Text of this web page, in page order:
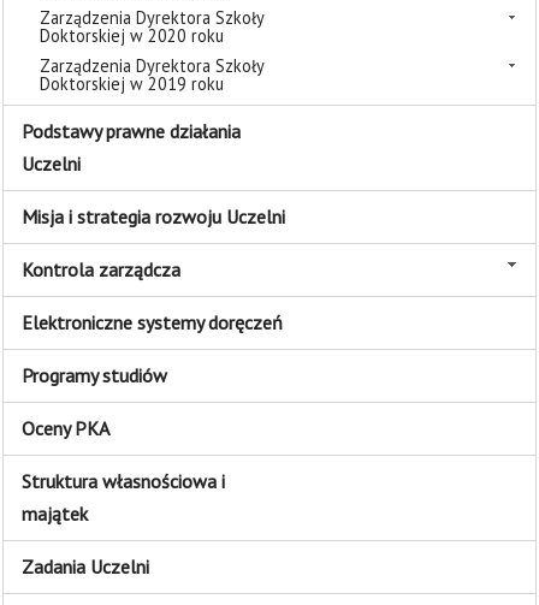
Zarządzenia Dyrektora Szkoły
Doktorskiej w 2020 roku
Zarządzenia Dyrektora Szkoły
Doktorskiej w 2019 roku
Podstawy prawne działania
Uczelni
Misja i strategia rozwoju Uczelni
Kontrola zarządcza
Elektroniczne systemy doręczeń
Programy studiów
Oceny PKA
Struktura własnościowa i
majątek
Zadania Uczelni